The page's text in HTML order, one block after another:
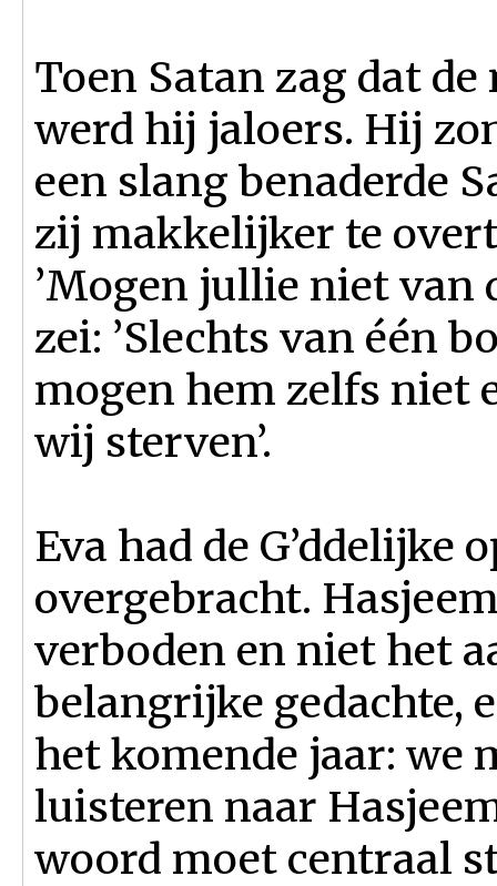
Toen Satan zag dat
werd hij jaloers. Hij
een slang benaderde
zij makkelijker te
’Mogen jullie niet van
zei: ’Slechts van één
mogen hem zelfs niet
wij sterven’.
Eva had de G’ddelijke
overgebracht.
verboden en niet het
belangrijke gedachte,
het komende jaar: we
luisteren naar
woord moet centraal